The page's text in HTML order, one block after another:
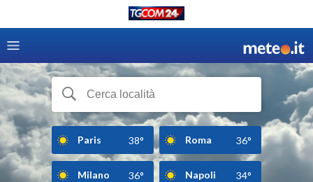
Paris 38° Roma 36°
Milano 36° Napoli 34°